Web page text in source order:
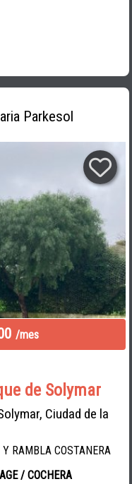
Parkesol
/mes
de Solymar
Ciudad de la
RAMBLA COSTANERA
/ COCHERA